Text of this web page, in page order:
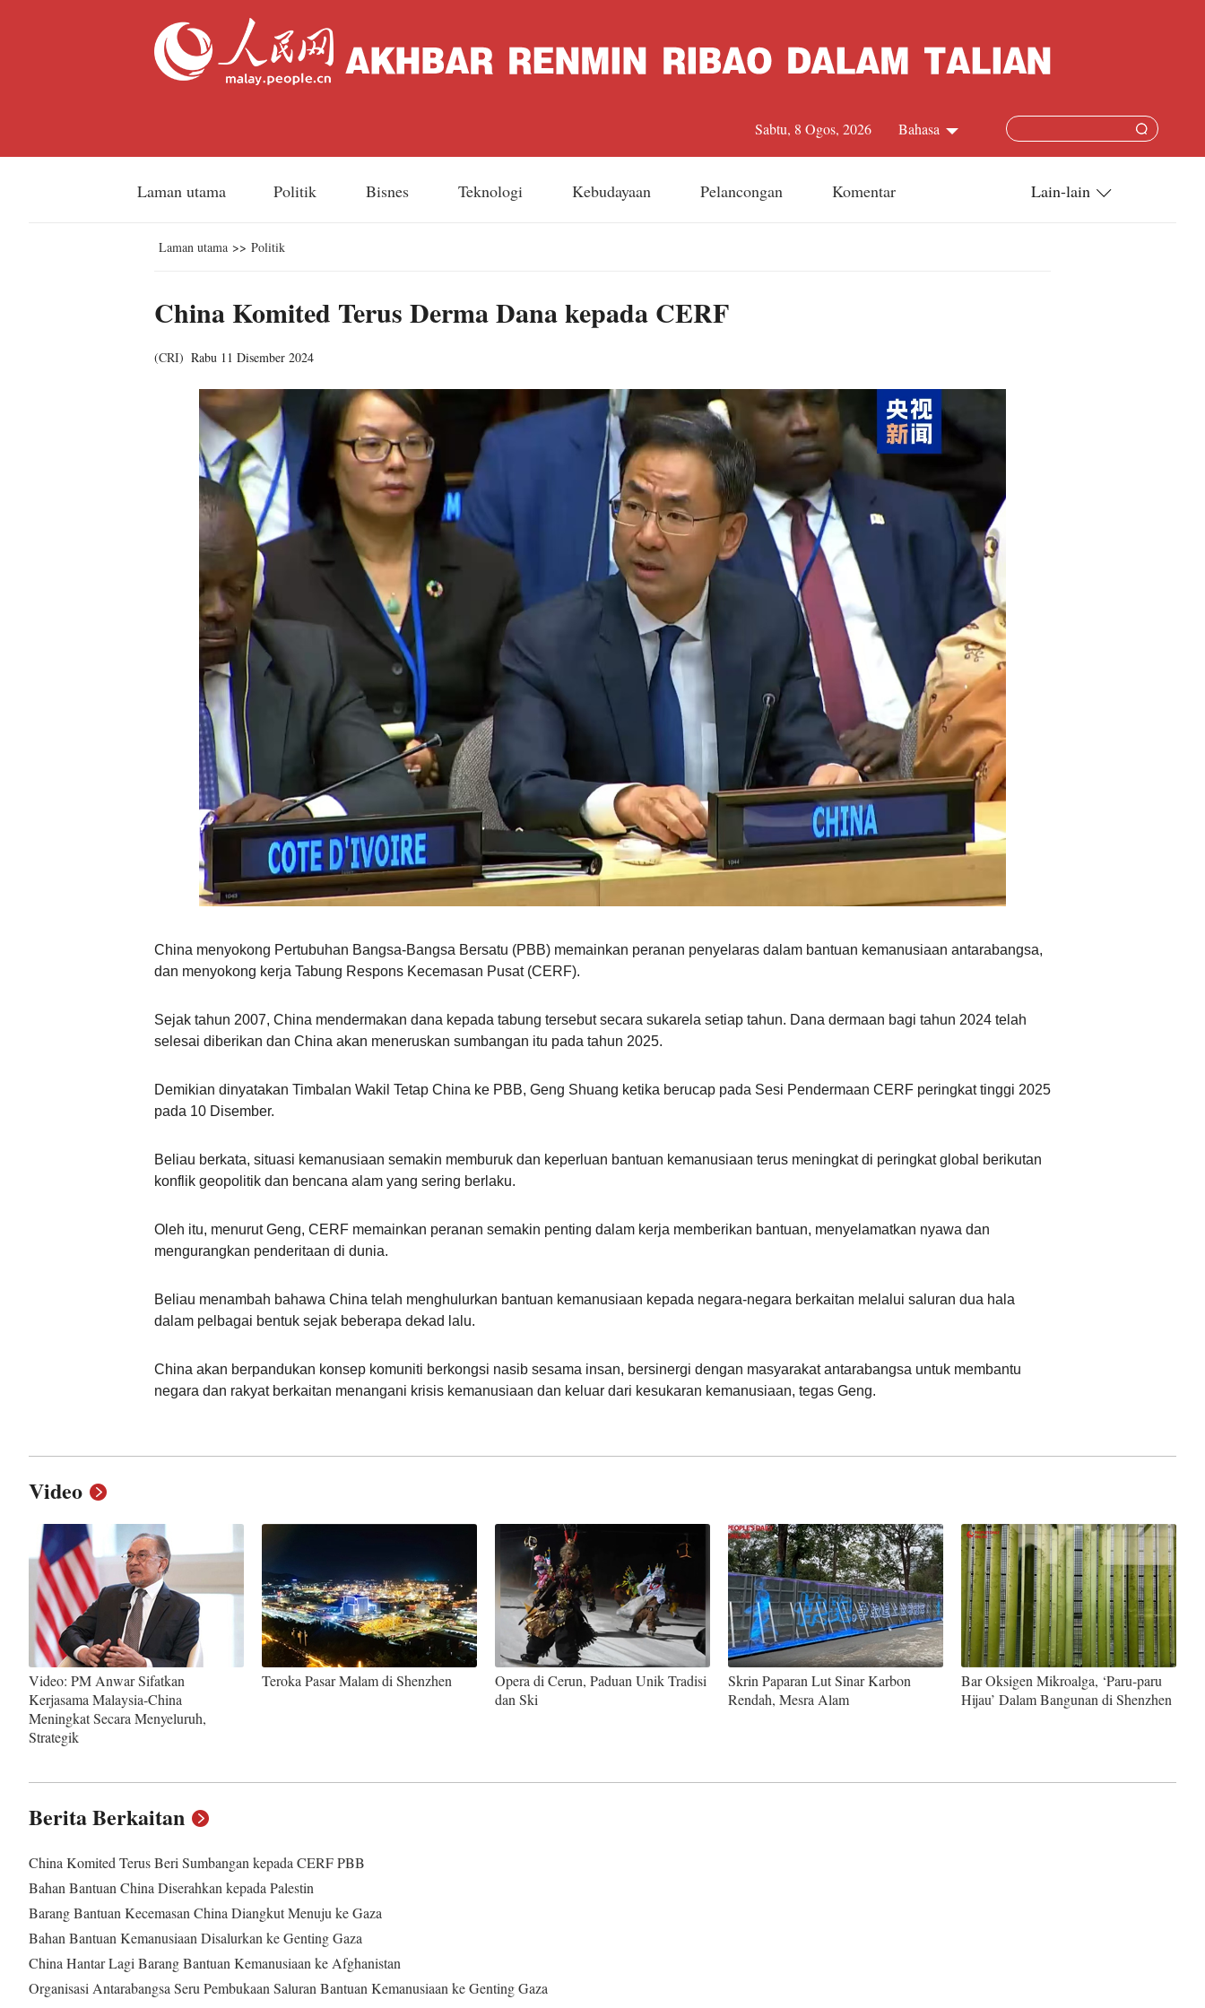
Bahasa
Русский
عربي
한국어
Deutsch
Italiano
Қазақ тілі
ภาษาไทย
Bahasa Melayu
Ελληνικά
Sabtu, 8 Ogos, 2026
Laman utama Politik Bisnes Teknologi Kebudayaan Pelancongan Komentar Lain-lain
Laman utama >> Politik
China Komited Terus Derma Dana kepada CERF
(CRI) Rabu 11 Disember 2024
China menyokong Pertubuhan Bangsa-Bangsa Bersatu (PBB) memainkan peranan penyelaras dalam bantuan kemanusiaan antarabangsa,
dan menyokong kerja Tabung Respons Kecemasan Pusat (CERF).
Sejak tahun 2007, China mendermakan dana kepada tabung tersebut secara sukarela setiap tahun. Dana dermaan bagi tahun 2024 telah
selesai diberikan dan China akan meneruskan sumbangan itu pada tahun 2025.
Demikian dinyatakan Timbalan Wakil Tetap China ke PBB, Geng Shuang ketika berucap pada Sesi Pendermaan CERF peringkat tinggi 2025
pada 10 Disember.
Beliau berkata, situasi kemanusiaan semakin memburuk dan keperluan bantuan kemanusiaan terus meningkat di peringkat global berikutan
konflik geopolitik dan bencana alam yang sering berlaku.
Oleh itu, menurut Geng, CERF memainkan peranan semakin penting dalam kerja memberikan bantuan, menyelamatkan nyawa dan
mengurangkan penderitaan di dunia.
Beliau menambah bahawa China telah menghulurkan bantuan kemanusiaan kepada negara-negara berkaitan melalui saluran dua hala
dalam pelbagai bentuk sejak beberapa dekad lalu.
China akan berpandukan konsep komuniti berkongsi nasib sesama insan, bersinergi dengan masyarakat antarabangsa untuk membantu
negara dan rakyat berkaitan menangani krisis kemanusiaan dan keluar dari kesukaran kemanusiaan, tegas Geng.
Video
Video: PM Anwar Sifatkan
Kerjasama Malaysia-China
Meningkat Secara Menyeluruh,
Strategik
Teroka Pasar Malam di Shenzhen
Opera di Cerun, Paduan Unik Tradisi
dan Ski
Skrin Paparan Lut Sinar Karbon
Rendah, Mesra Alam
Bar Oksigen Mikroalga, ‘Paru-paru
Hijau’ Dalam Bangunan di Shenzhen
Berita Berkaitan
China Komited Terus Beri Sumbangan kepada CERF PBB
Bahan Bantuan China Diserahkan kepada Palestin
Barang Bantuan Kecemasan China Diangkut Menuju ke Gaza
Bahan Bantuan Kemanusiaan Disalurkan ke Genting Gaza
China Hantar Lagi Barang Bantuan Kemanusiaan ke Afghanistan
Organisasi Antarabangsa Seru Pembukaan Saluran Bantuan Kemanusiaan ke Genting Gaza